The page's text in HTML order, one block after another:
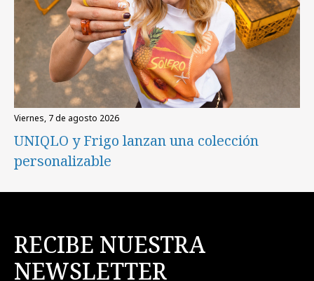
viernes, 7 de agosto 2026
UNIQLO y Frigo lanzan una colección
personalizable
RECIBE NUESTRA
NEWSLETTER